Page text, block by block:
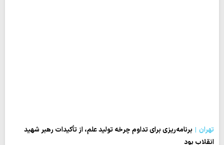
تهران
برنامه‌ریزی برای تداوم چرخه تولید علم، از تأکیدات رهبر شهید
انقلاب بود